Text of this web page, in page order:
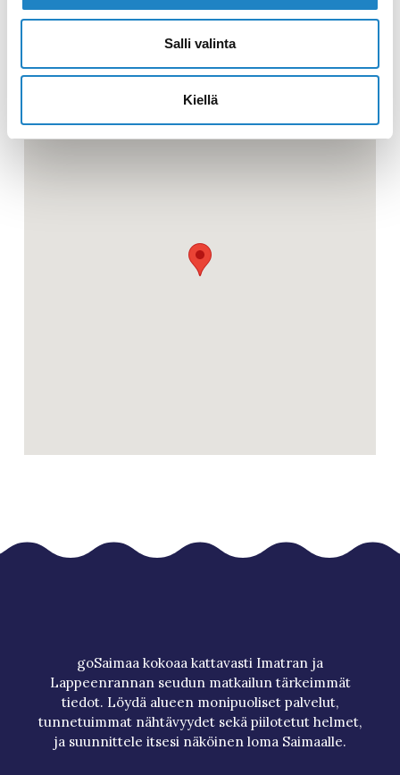
Salli valinta
Kiellä
goSaimaa kokoaa kattavasti Imatran ja
Lappeenrannan seudun matkailun tärkeimmät
tiedot. Löydä alueen monipuoliset palvelut,
tunnetuimmat nähtävyydet sekä piilotetut helmet,
ja suunnittele itsesi näköinen loma Saimaalle.